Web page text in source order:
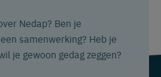
Nedap? Ben je
samenwerking? Heb je
je gewoon gedag zeggen?